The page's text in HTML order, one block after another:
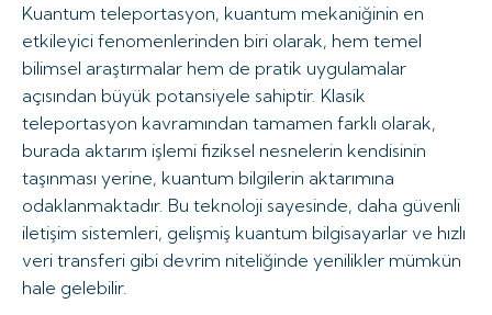
Kuantum teleportasyon, kuantum mekaniğinin en
etkileyici fenomenlerinden biri olarak, hem temel
bilimsel araştırmalar hem de pratik uygulamalar
açısından büyük potansiyele sahiptir. Klasik
teleportasyon kavramından tamamen farklı olarak,
burada aktarım işlemi fiziksel nesnelerin kendisinin
taşınması yerine, kuantum bilgilerin aktarımına
odaklanmaktadır. Bu teknoloji sayesinde, daha güvenli
iletişim sistemleri, gelişmiş kuantum bilgisayarlar ve hızlı
veri transferi gibi devrim niteliğinde yenilikler mümkün
hale gelebilir.